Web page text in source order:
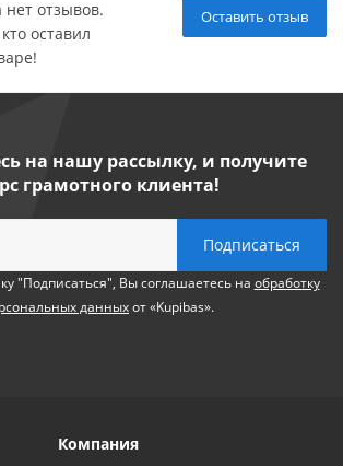
Оставить отзыв
нет отзывов.
оставил
на нашу рассылку, и получите
грамотного клиента!
"Подписаться", Вы соглашаетесь на обработку
данныхот «Kupibas».
Компания